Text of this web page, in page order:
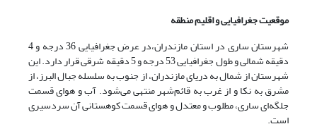
موقعیت جغرافیایی و اقلیم منطقه
شهرستان ساری در استان مازندران،در عرض جغرافیایی 36 درجه و 4
دقیقه شمالی و طول جغرافیایی 53 درجه و 5 دقیقه شرقی قرار دارد. این
شهرستان از شمال به دریای مازندران، از جنوب به سلسله جبال البرز، از
مشرق به نکا و از غرب به قائم‌شهر منتهی می‌شود. آب و هوای قسمت
جلگه‌ای ساری، مطلوب و معتدل و هوای قسمت کوهستانی آن سردسیری
است.